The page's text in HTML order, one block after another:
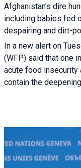
Afghanistan’s dire
including babies fed
despairing and dirt-
In a new alert on
(WFP) said that one
acute food insecurity
contain the